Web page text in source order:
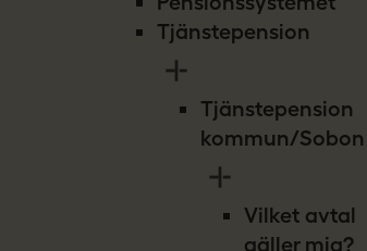
Tjänstepension
Tjänstepension
kommun/Sobona
Vilket avtal
gäller mig?